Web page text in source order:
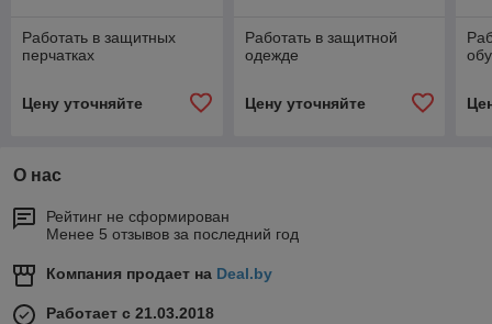
Работать в защитных
перчатках
Цену уточняйте
Работать в защитной
одежде
Цену уточняйте
О нас
Рейтинг не сформирован
Менее 5 отзывов за последний год
Компания продает на Deal.by
Работает с 21.03.2018